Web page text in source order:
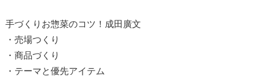
手づくりお惣菜のコツ！成田廣文
・売場つくり
・商品づくり
・テーマと優先アイテム